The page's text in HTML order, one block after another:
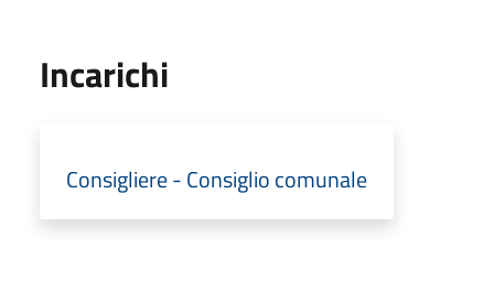
Incarichi
Consigliere - Consiglio comunale